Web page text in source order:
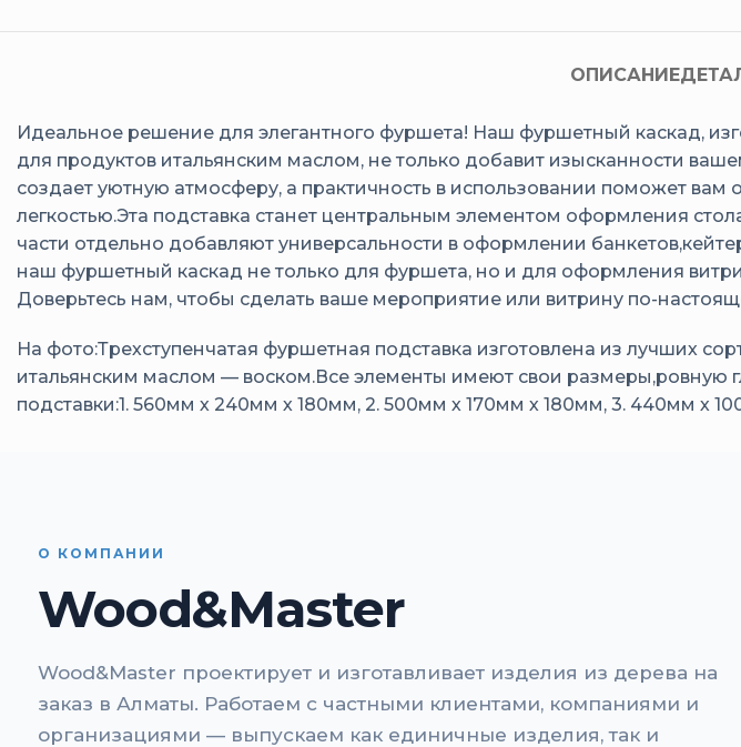
ОПИСАНИЕ
Идеальное решение для элегантного фуршета! Наш фуршетный каскад,
для продуктов итальянским маслом, не только добавит изысканности
создает уютную атмосферу, а практичность в использовании поможет вам
легкостью.Эта подставка станет центральным элементом оформления
части отдельно добавляют универсальности в оформлении
наш фуршетный каскад не только для фуршета, но и для оформления
Доверьтесь нам, чтобы сделать ваше мероприятие или витрину по-
На фото:Трехступенчатая фуршетная подставка изготовлена из лучших
итальянским маслом — воском.Все элементы имеют свои размеры,ровную
подставки:1. 560мм х 240мм х 180мм, 2. 500мм х 170мм х 180мм, 3. 440мм х
О КОМПАНИИ
Wood&Master
Wood&Master проектирует и изготавливает изделия из дерева на
заказ в Алматы. Работаем с частными клиентами, компаниями и
организациями — выпускаем как единичные изделия, так и